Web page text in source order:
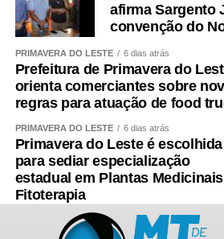
afirma Sargento
convenção do
PRIMAVERA DO LESTE 6 dias atrás
Prefeitura de Primavera do
orienta comerciantes sobre
regras para atuação de food
PRIMAVERA DO LESTE 6 dias atrás
Primavera do Leste é escolhida
para sediar especialização
estadual em Plantas
Fitoterapia